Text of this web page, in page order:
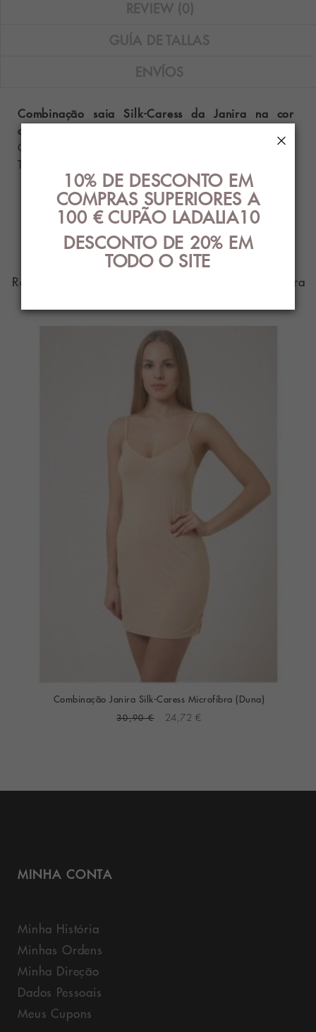
REVIEW (0)
GUÍA DE TALLAS
ENVÍOS
Combinação saia Silk-Caress da Janira na cor
duna.
Composição: 85% poliamida - 15% elastano.
Tamanhos disponíveis: M e L.
PRODUTO DE
PARENTES
Roupa íntima com o melhor design e estilo para
Combinação Janira Silk-Caress Microfibra (Duna)
30,90 € 24,72 €
MINHA CONTA
Minha História
Minhas Ordens
Minha Direção
Dados Pessoais
Meus Cupons
10% DE DESCONTO EM
COMPRAS SUPERIORES A
100 € CUPÃO LADALIA10
DESCONTO DE 20% EM
TODO O SITE
×